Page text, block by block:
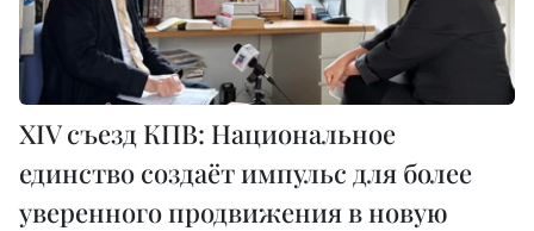
XIV съезд КПВ: Национальное
единство создаёт импульс для более
уверенного продвижения в новую